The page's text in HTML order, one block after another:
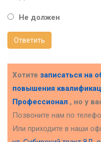
Не должен
Ответить
Хотите записаться на
повышения
Профессионал , но у
Позвоните нам по
Или приходите в наши